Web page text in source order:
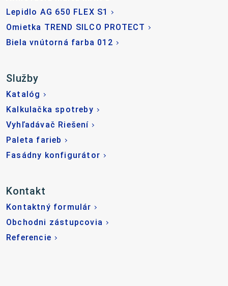
Lepidlo AG 650 FLEX S1
Omietka TREND SILCO PROTECT
Biela vnútorná farba 012
Služby
Katalóg
Kalkulačka spotreby
Vyhľadávač Riešení
Paleta farieb
Fasádny konfigurátor
Kontakt
Kontaktný formulár
Obchodni zástupcovia
Referencie